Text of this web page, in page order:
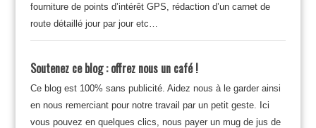
fourniture de points d’intérêt GPS, rédaction d’un carnet de
route détaillé jour par jour etc…
Soutenez ce blog : offrez nous un café !
Ce blog est 100% sans publicité. Aidez nous à le garder ainsi
en nous remerciant pour notre travail par un petit geste. Ici
vous pouvez en quelques clics, nous payer un mug de jus de